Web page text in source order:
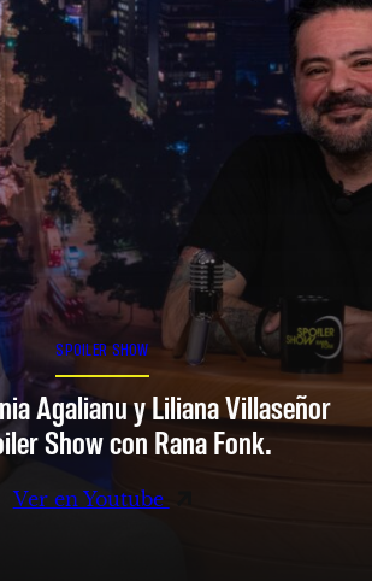
SPOILER SHOW
Agalianu y Liliana Villaseñor
Show con Rana Fonk.
Ver en Youtube